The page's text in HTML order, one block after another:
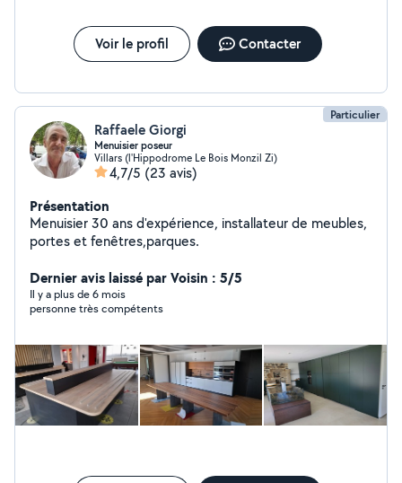
Voir le profil Contacter
Particulier
Raffaele Giorgi
Menuisier poseur
Villars (l'Hippodrome Le Bois Monzil Zi)
4,7/5 (23 avis)
Présentation
Menuisier 30 ans d'expérience, installateur de meubles,
portes et fenêtres,parques.
Dernier avis laissé par Voisin : 5/5
Il y a plus de 6 mois
personne très compétents